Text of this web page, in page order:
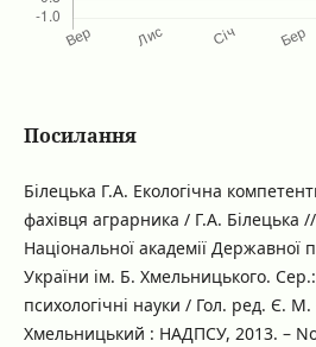
Посилання
Білецька Г.А. Екологічна
фахівця аграрника / Г.А. Білецька
Національної академії Державної
України ім. Б. Хмельницького. Сер.:
психологічні науки / Гол. ред. Є.
Хмельницький : НАДПСУ, 2013. –